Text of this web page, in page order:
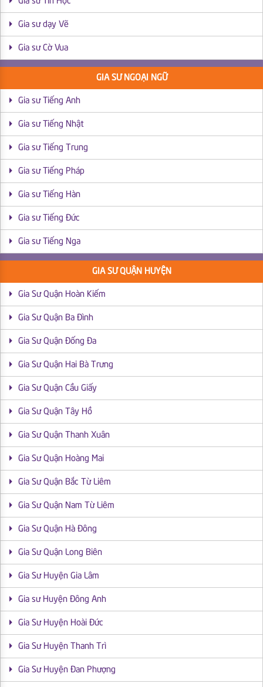
Gia sư dạy Vẽ
Gia sư Cờ Vua
GIA SƯ NGOẠI NGỮ
Gia sư Tiếng Anh
Gia sư Tiếng Nhật
Gia sư Tiếng Trung
Gia sư Tiếng Pháp
Gia sư Tiếng Hàn
Gia sư Tiếng Đức
Gia sư Tiếng Nga
GIA SƯ QUẬN HUYỆN
Gia Sư Quận Hoàn Kiếm
Gia Sư Quận Ba Đình
Gia Sư Quận Đống Đa
Gia Sư Quận Hai Bà Trưng
Gia Sư Quận Cầu Giấy
Gia Sư Quận Tây Hồ
Gia Sư Quận Thanh Xuân
Gia Sư Quận Hoàng Mai
Gia Sư Quận Bắc Từ Liêm
Gia Sư Quận Nam Từ Liêm
Gia Sư Quận Hà Đông
Gia Sư Quận Long Biên
Gia Sư Huyện Gia Lâm
Gia sư Huyện Đông Anh
Gia Sư Huyện Hoài Đức
Gia Sư Huyện Thanh Trì
Gia Sư Huyện Đan Phượng